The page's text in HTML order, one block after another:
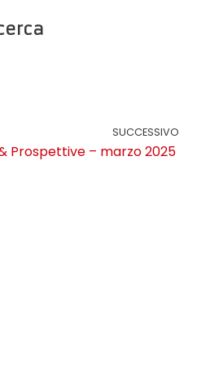
SUCCESSIVO
Prospettive – marzo 2025